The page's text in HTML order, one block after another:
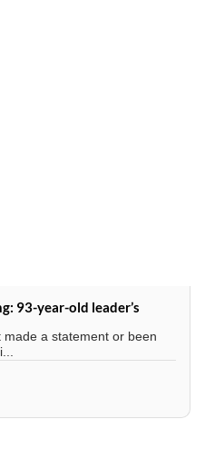
93-year-old leader’s
made a statement or been